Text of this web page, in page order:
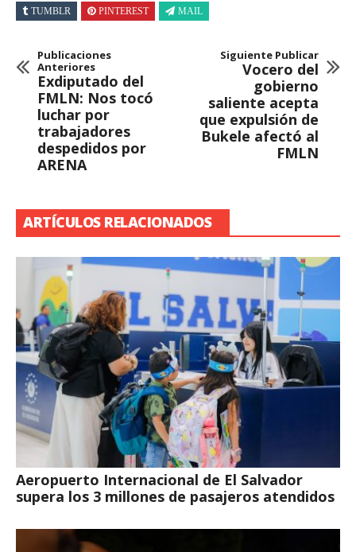
TUMBLR PINTEREST MAIL
Publicaciones
Anteriores
Exdiputado del
FMLN: Nos tocó
luchar por
trabajadores
despedidos por
ARENA
Siguiente Publicar
Vocero del
gobierno
saliente acepta
que expulsión de
Bukele afectó al
FMLN
ARTÍCULOS RELACIONADOS
Aeropuerto Internacional de El Salvador
supera los 3 millones de pasajeros atendidos